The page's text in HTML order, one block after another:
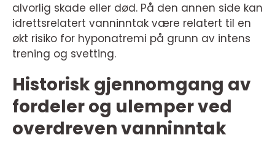
alvorlig skade eller død. På den annen side kan
idrettsrelatert vanninntak være relatert til en
økt risiko for hyponatremi på grunn av intens
trening og svetting.
Historisk gjennomgang av
fordeler og ulemper ved
overdreven vanninntak